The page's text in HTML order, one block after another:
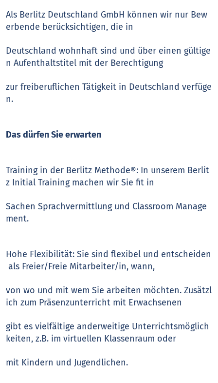
Als Berlitz Deutschland GmbH können wir nur Bew
erbende berücksichtigen, die in
Deutschland wohnhaft sind und über einen gültige
n Aufenthaltstitel mit der Berechtigung
zur freiberuflichen Tätigkeit in Deutschland verfüge
n.
Das dürfen Sie erwarten
Training in der Berlitz Methode®: In unserem Berlit
z Initial Training machen wir Sie fit in
Sachen Sprachvermittlung und Classroom Manage
ment.
Hohe Flexibilität: Sie sind flexibel und entscheiden
als Freier/Freie Mitarbeiter/in, wann,
von wo und mit wem Sie arbeiten möchten. Zusätzl
ich zum Präsenzunterricht mit Erwachsenen
gibt es vielfältige anderweitige Unterrichtsmöglich
keiten, z.B. im virtuellen Klassenraum oder
mit Kindern und Jugendlichen.